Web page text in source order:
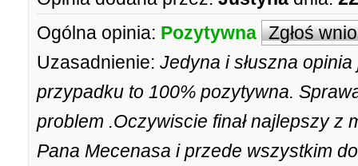
Ogólna opinia: Pozytywna Zgłoś
Uzasadnienie: Jedyna i słuszna
przypadku to 100% pozytywna.
problem .Oczywiscie finał najlepszy z
Pana Mecenasa i przede wszystkim